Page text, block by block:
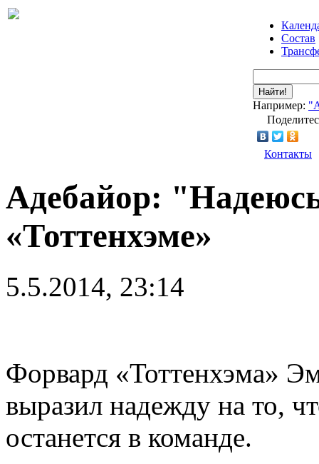
Состав
Найти!
Например:
Контакты
Адебайор:
«Тоттенхэме»
5.5.2014, 23:14
Форвард «Тоттенхэма»
выразил надежду на то,
останется в команде.